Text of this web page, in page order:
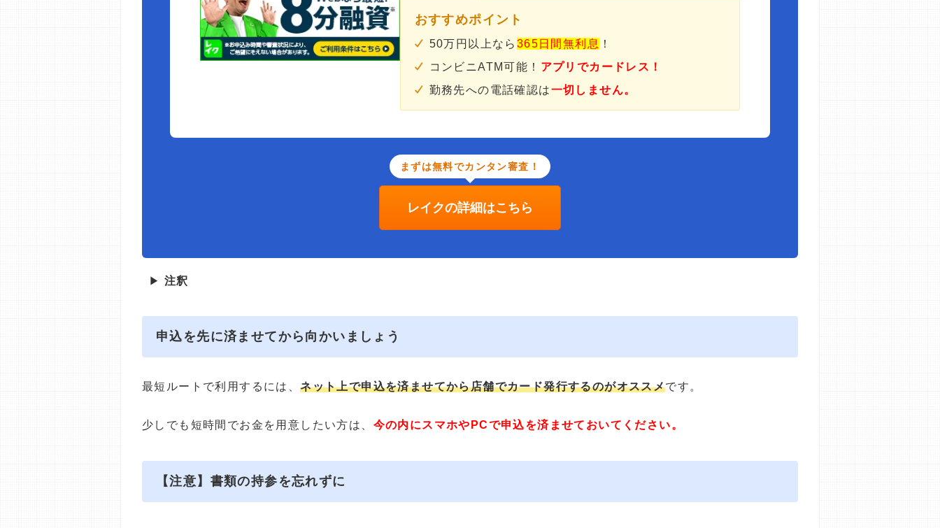
おすすめポイント
50万円以上なら 365日間無利息 ！
コンビニATM可能！ アプリでカードレス！
勤務先への電話確認は一切しません。
まずは無料でカンタン審査！
レイクの詳細はこちら
▶ 注釈
申込を先に済ませてから向かいましょう
最短ルートで利用するには、ネット上で申込を済ませてから店舗でカード発行するのがオススメです。
少しでも短時間でお金を用意したい方は、 今の内にスマホやPCで申込を済ませておいてください。
【注意】書類の持参を忘れずに